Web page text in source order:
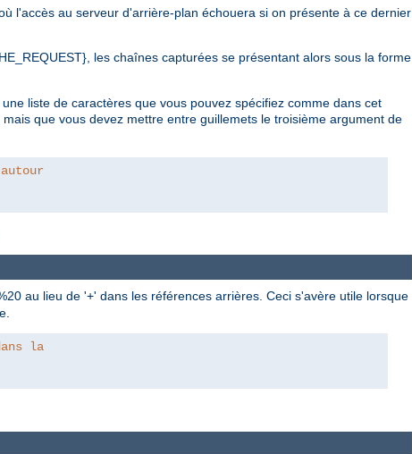
l'accès au serveur d'arrière-plan échouera si on présente à ce dernier
les chaînes capturées se présentant alors sous la forme
liste de caractères que vous pouvez spécifiez comme dans cet
que vous devez mettre entre guillemets le troisième argument de
au lieu de '+' dans les références arrières. Ceci s'avère utile lorsque
la